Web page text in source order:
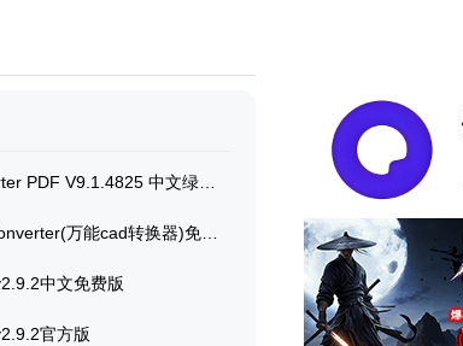
Solid Converter PDF V9.1.4825 中文绿色版
Total CAD Converter(万能cad转换器)免费下载v3.1.0.113 破解版
中文免费版
官方版